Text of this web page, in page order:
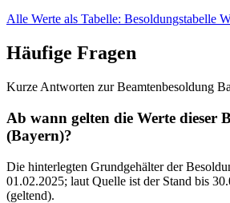
Alle Werte als Tabelle: Besoldungstabelle
Häufige Fragen
Kurze Antworten zur Beamtenbesoldung
Ab wann gelten die Werte dieser
(Bayern)?
Die hinterlegten Grundgehälter der
01.02.2025; laut Quelle ist der Stand bis
(geltend).